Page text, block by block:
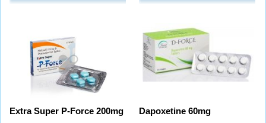
Extra Super P-Force 200mg Dapoxetine 60mg